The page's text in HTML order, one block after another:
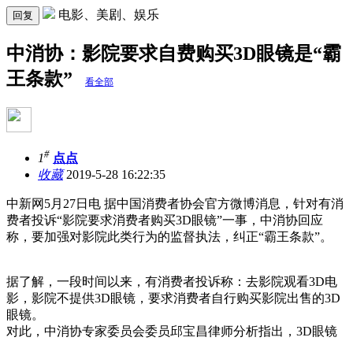
回复 电影、美剧、娱乐
中消协：影院要求自费购买3D眼镜是“霸
王条款”
看全部
1# 点点
收藏2019-5-28 16:22:35
中新网5月27日电 据中国消费者协会官方微博消息，针对有消
费者投诉“影院要求消费者购买3D眼镜”一事，中消协回应
称，要加强对影院此类行为的监督执法，纠正“霸王条款”。
据了解，一段时间以来，有消费者投诉称：去影院观看3D电
影，影院不提供3D眼镜，要求消费者自行购买影院出售的3D
眼镜。
对此，中消协专家委员会委员邱宝昌律师分析指出，3D眼镜